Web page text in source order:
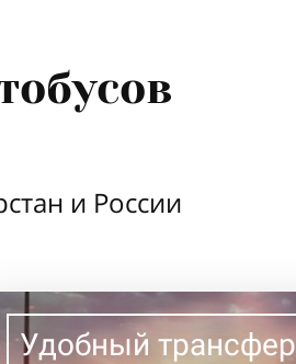
и России
Удобный трансфер